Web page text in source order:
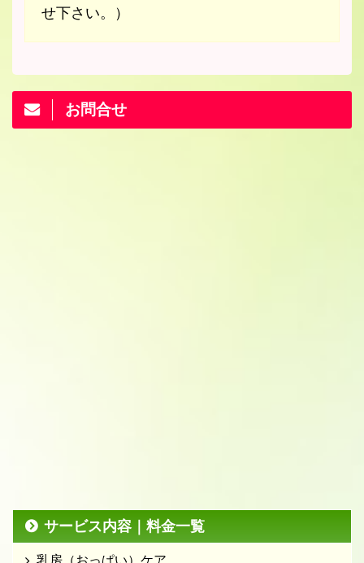
せ下さい。）
お問合せ
サービス内容｜料金一覧
乳房（おっぱい）ケア